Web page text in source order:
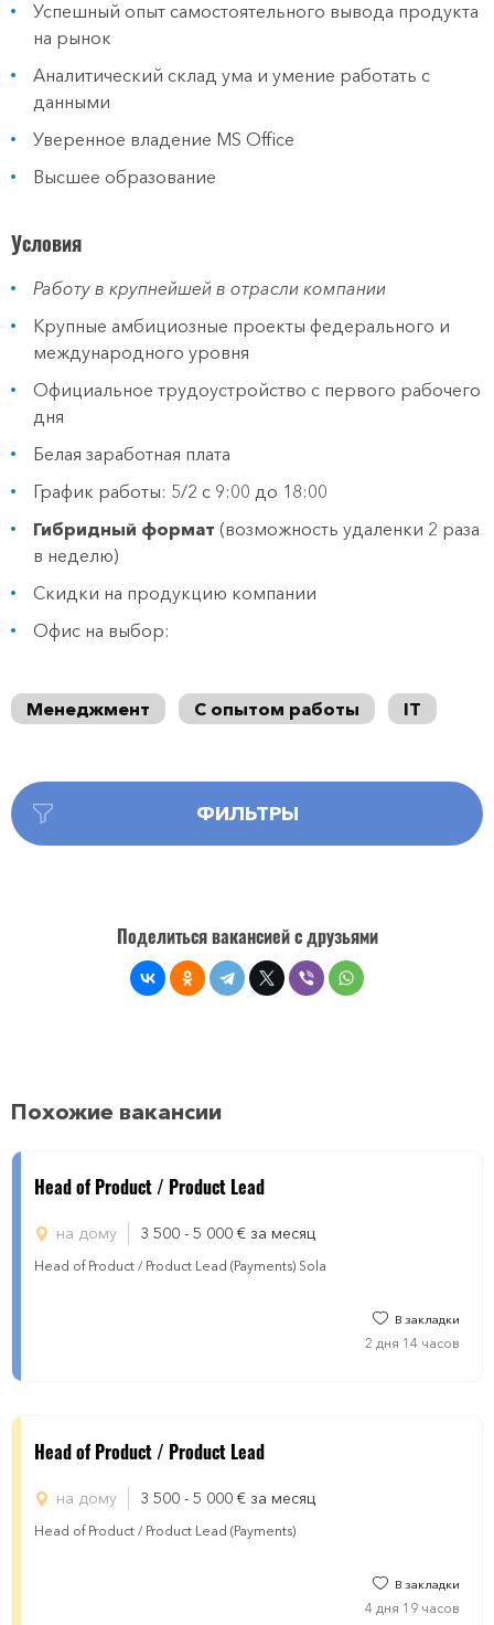
Успешный опыт самостоятельного вывода продукта
на рынок
Аналитический склад ума и умение работать с
данными
Уверенное владение MS Office
Высшее образование
Условия
Работу в крупнейшей в отрасли компании
Крупные амбициозные проекты федерального и
международного уровня
Официальное трудоустройство с первого рабочего
дня
Белая заработная плата
График работы: 5/2 с 9:00 до 18:00
Гибридный формат (возможность удаленки 2 раза
в неделю)
Скидки на продукцию компании
Офис на выбор:
Менеджмент С опытом работы IT
ФИЛЬТРЫ
Поделиться вакансией с друзьями
Похожие вакансии
Head of Product / Product Lead
на дому 3 500 - 5 000 € за месяц
Head of Product / Product Lead (Payments) Sola
В закладки
2 дня 14 часов
Head of Product / Product Lead
на дому 3 500 - 5 000 € за месяц
Head of Product / Product Lead (Payments)
В закладки
4 дня 19 часов